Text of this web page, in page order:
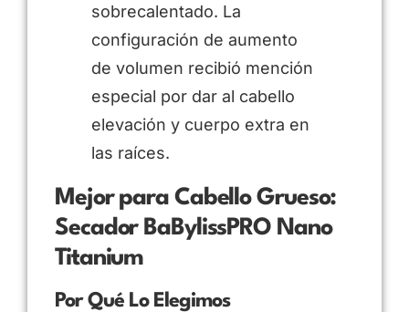
sobrecalentado. La
configuración de aumento
de volumen recibió mención
especial por dar al cabello
elevación y cuerpo extra en
las raíces.
Mejor para Cabello Grueso:
Secador BaBylissPRO Nano
Titanium
Por Qué Lo Elegimos